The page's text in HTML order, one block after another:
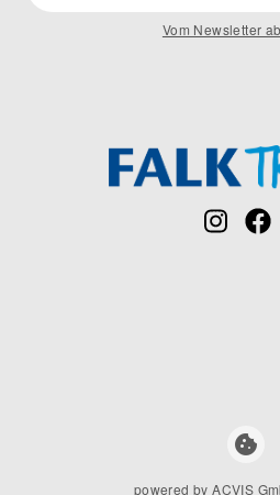
Vom Newsletter
cookie
powered by ACVIS